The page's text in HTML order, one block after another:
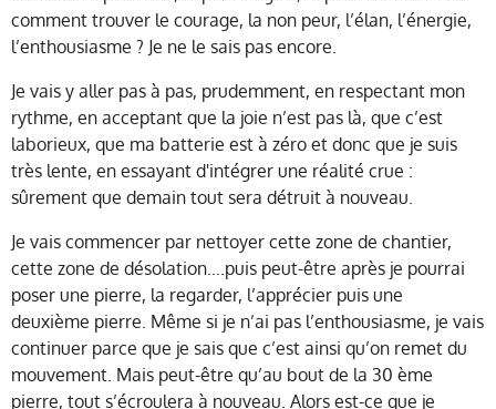
comment trouver le courage, la non peur, l’élan, l’énergie,
l’enthousiasme ? Je ne le sais pas encore.
Je vais y aller pas à pas, prudemment, en respectant mon
rythme, en acceptant que la joie n’est pas là, que c’est
laborieux, que ma batterie est à zéro et donc que je suis
très lente, en essayant d'intégrer une réalité crue :
sûrement que demain tout sera détruit à nouveau.
Je vais commencer par nettoyer cette zone de chantier,
cette zone de désolation….puis peut-être après je pourrai
poser une pierre, la regarder, l’apprécier puis une
deuxième pierre. Même si je n’ai pas l’enthousiasme, je vais
continuer parce que je sais que c’est ainsi qu’on remet du
mouvement. Mais peut-être qu’au bout de la 30 ème
pierre, tout s’écroulera à nouveau. Alors est-ce que je